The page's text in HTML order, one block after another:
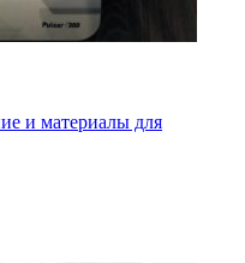
и материалы для